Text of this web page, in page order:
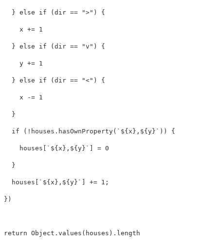
} else if ( dir == ">" ) {
x += 1
} else if ( dir == "v " ) {
y += 1
} else if ( dir == "<" ) {
x -= 1
}
if ( ! houses . hasOwnProperty( ` ${ x } , ${ y } ` )) {
houses ` ${ x } , ${ y } ` = 0
}
houses ` ${ x } , ${ y } ` += 1 ;
})
return Object . values ( houses ). length